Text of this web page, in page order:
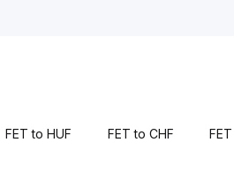
FET to HUF FET to CHF